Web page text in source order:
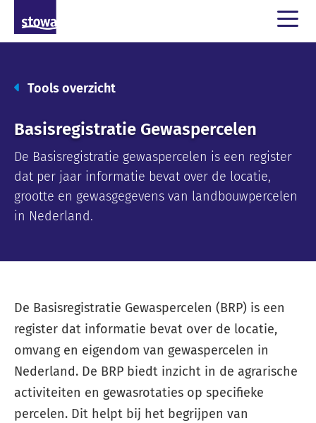
Tools overzicht
Basisregistratie Gewaspercelen
De Basisregistratie gewaspercelen is een register
dat per jaar informatie bevat over de locatie,
grootte en gewasgegevens van landbouwpercelen
in Nederland.
De Basisregistratie Gewaspercelen (BRP) is een
register dat informatie bevat over de locatie,
omvang en eigendom van gewaspercelen in
Nederland. De BRP biedt inzicht in de agrarische
activiteiten en gewasrotaties op specifieke
percelen. Dit helpt bij het begrijpen van